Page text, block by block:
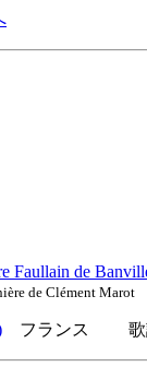
de
de Clément
フランス 歌詞